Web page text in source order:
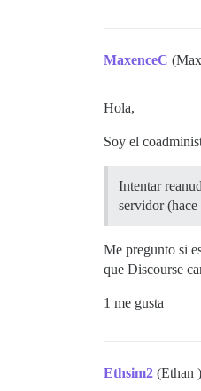
MaxenceC
Hola,
Soy el
Intentar
servidor (hace
Me pregunto si
que Discourse
1 me gusta
Ethsim2 (Ethan )